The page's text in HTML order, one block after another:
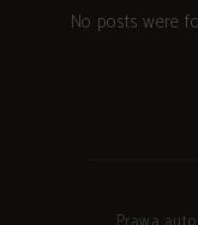
No posts were